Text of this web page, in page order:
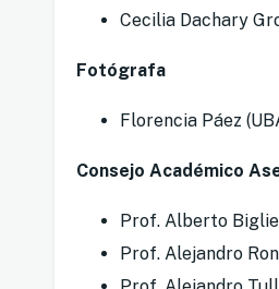
Cecilia Dachary
Fotógrafa
Florencia Páez
Consejo Académico
Prof. Alberto
Prof. Alejandro